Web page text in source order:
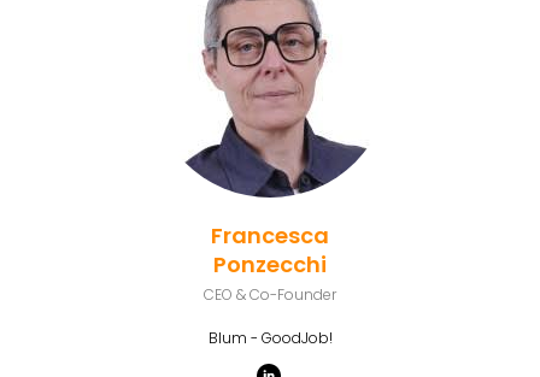
Francesca
Ponzecchi
CEO & Co-Founder
Blum - GoodJob!